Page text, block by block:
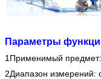
Параметры
1Применимый предмет:
2Диапазон